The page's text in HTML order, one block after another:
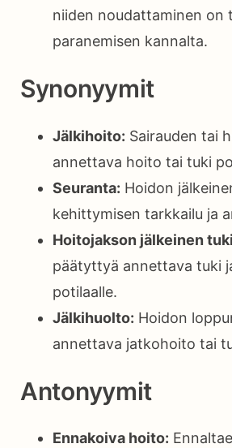
niiden noudattaminen on
paranemisen kannalta.
Synonyymit
Jälkihoito: Sairauden tai
annettava hoito tai tuki
Seuranta: Hoidon
kehittymisen tarkkailu ja
Hoitojakson jälkeinen
päätyttyä annettava tuki
potilaalle.
Jälkihuolto: Hoidon
annettava jatkohoito tai
Antonyymit
Ennakoiva hoito: